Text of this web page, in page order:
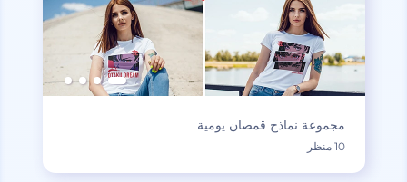
مجموعة نماذج قمصان يومية
10 منظر